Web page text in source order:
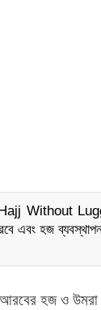
Without
এবং হজ
হজ ও উমরা